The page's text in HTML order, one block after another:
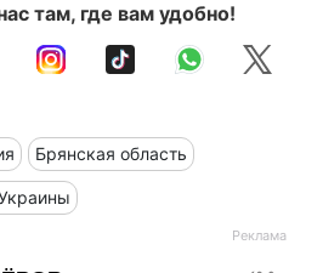
там, где вам удобно!
Брянская область